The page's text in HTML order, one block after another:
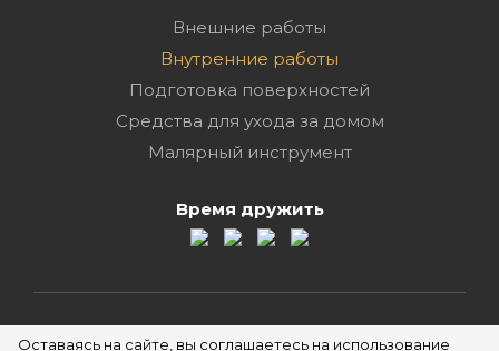
Внешние работы
Внутренние работы
Подготовка поверхностей
Средства для ухода за домом
Малярный инструмент
Время дружить
2026 ©
Оставаясь на сайте, вы соглашаетесь на использование